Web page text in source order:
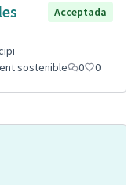
Acceptada
sostenible
0 0